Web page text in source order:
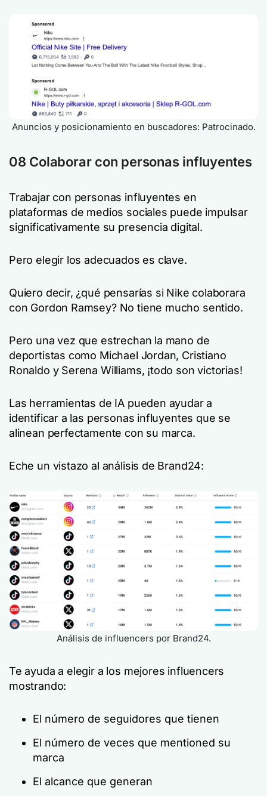
Anuncios y posicionamiento en buscadores: Patrocinado.
08 Colaborar con personas influyentes
Trabajar con personas influyentes en
plataformas de medios sociales puede impulsar
significativamente su presencia digital.
Pero elegir los adecuados es clave.
Quiero decir, ¿qué pensarías si Nike colaborara
con Gordon Ramsey? No tiene mucho sentido.
Pero una vez que estrechan la mano de
deportistas como Michael Jordan, Cristiano
Ronaldo y Serena Williams, ¡todo son victorias!
Las herramientas de IA pueden ayudar a
identificar a las personas influyentes que se
alinean perfectamente con su marca.
Eche un vistazo al análisis de Brand24:
Análisis de influencers por Brand24.
Te ayuda a elegir a los mejores influencers
mostrando:
El número de seguidores que tienen
El número de veces que mentioned su
marca
El alcance que generan